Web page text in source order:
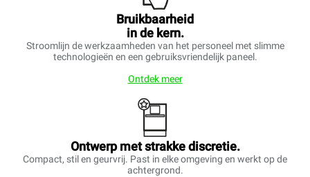
Bruikbaarheid
in de kern.
Stroomlijn de werkzaamheden van het personeel met slimme
technologieën en een gebruiksvriendelijk paneel.
Ontdek meer
Ontwerp met strakke discretie.
Compact, stil en geurvrij. Past in elke omgeving en werkt op de
achtergrond.